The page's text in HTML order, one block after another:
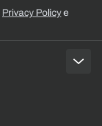
Privacy Policy e